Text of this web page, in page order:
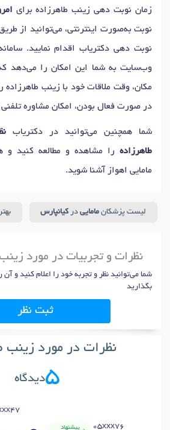
زمان نوبت دهی زینب طاهرزاده برای
نوبت به‌صورت اینترنتی، می‌توانید از
نوبت دهی دکتریاب اقدام نمایید.
وب‌سایت به شما این امکان را می‌دهد
مکان، وقت ملاقات خود با زینب طاهرزاده
در صورت فعال بودن، امکان مشاوره
شما همچنین می‌توانید در دکتریاب
طاهرزاده را مشاهده و مطالعه کنید و
مامایی اهواز آشنا شوید.
لیست پزشکان ماماییدر کیانپارس
نظرات و تجربیات در مورد
شما می‌توانید نظر و تجربه خود را اعلام کنید و آن
بگذارید
ثبت نظر
نظرات در مورد زینب
5دیدگاه
05xxx76
پیشنهاد